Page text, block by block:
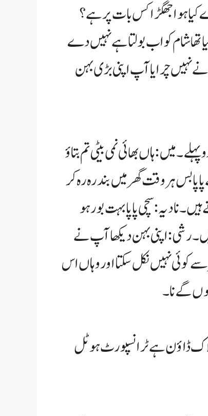
ہوا جھگڑا کس بات پر ہے؟
تھا شام کو اب بولتا ہے نہیں دے
نہیں چرایا آپ اپنی بڑی بہن
میں:ہاں بھائی نمی بیٹی تم بتاؤ
بس ہر وقت گھر میں بند رہ رہ کر
نادیہ:سچی پاپا بہت بور ہو
رشی:اپنی بہن دیکھا آپ نے
کوئی نہیں نکل سکتا اور وہاں اس
گے نا۔
لاک ڈاؤن ہے ٹرانسپورٹ ہوٹل